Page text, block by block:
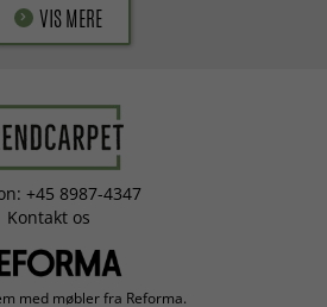
VIS MERE
+45 8987-4347
Kontakt os
med møbler fra Reforma.